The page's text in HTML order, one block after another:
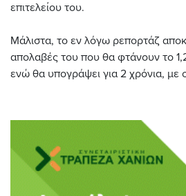
επιτελείου του.
Μάλιστα, το εν λόγω ρεπορτάζ
απολαβές του που θα φτάνουν το
ενώ θα υπογράψει για 2 χρόνια, με